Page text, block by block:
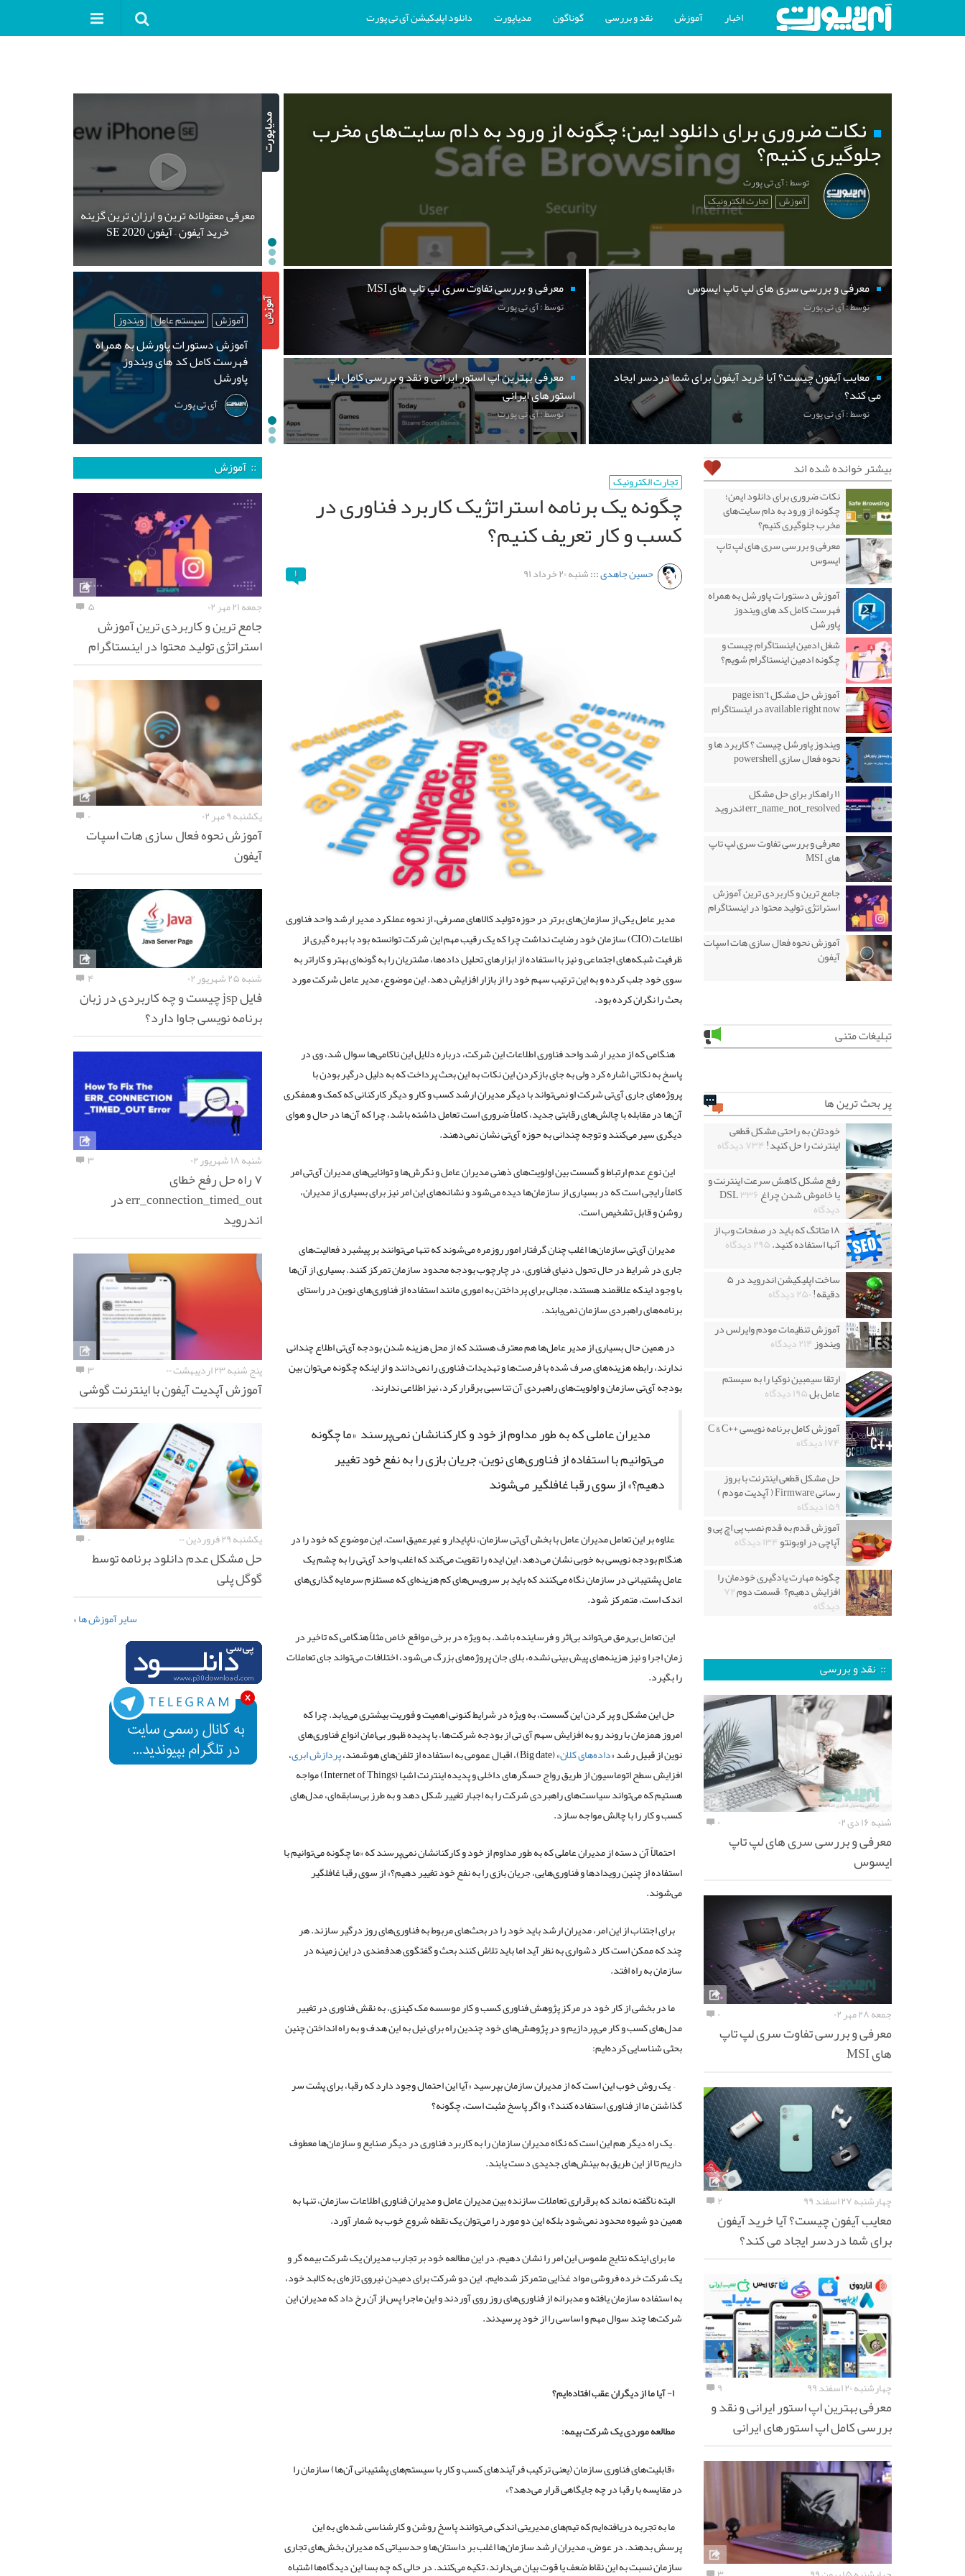
اخبار آموزش نقد و بررسی گوناگون مدیاپورت دانلود اپلیکیشن آی تی پورت
نکات ضروری برای دانلود ایمن؛ چگونه از ورود به دام سایت‌های مخرب
جلوگیری کنیم؟
توسط : آی تی پورت
آموزش تجارت الکترونیک
معرفی و بررسی سری های لپ تاپ ایسوس
توسط : آی تی پورت
معرفی و بررسی تفاوت سری لپ تاپ های MSI
توسط : آی تی پورت
معایب آیفون چیست؟ آیا خرید آیفون برای شما دردسر ایجاد
می کند؟
توسط : آی تی پورت
معرفی بهترین اپ استور ایرانی و نقد و بررسی کامل اپ
استورهای ایرانی
توسط : آی تی پورت
معرفی معقولانه ترین و ارزان ترین گزینه
خرید آیفون – آیفون SE 2020
آموزش سیستم عامل ویندوز
آموزش دستورات پاورشل به همراه
فهرست کامل کد های ویندوز
پاورشل
آی تی پورت
تجارت الکترونیک
چگونه یک برنامه استراتژیک کاربرد فناوری در
کسب و کار تعریف کنیم؟
حسین جاهدی:::شنبه ۲۰ خرداد ۹۱ ۱
مدیر عامل یکی از سازمان‌های بر‌تر در حوزه تولید کالاهای مصرفی، از نحوه عملکرد مدیر ارشد واحد فناوری
اطلاعات (CIO) سازمان خود رضایت نداشت چرا که یک رقیب مهم این شرکت توانسته بود با بهره گیری از
ظرفیت شبکه‌های اجتماعی و نیز با استفاده از ابزارهای تحلیل داده‌ها، مشتریان را به گونه‌ای بهتر و کارا‌تر به
سوی خود جلب کرده و به این ترتیب سهم خود را از بازار افزایش دهد. این موضوع، مدیر عامل شرکت مورد
بحث را نگران کرده بود.
هنگامی که از مدیر ارشد واحد فناوری اطلاعات این شرکت، درباره دلایل این ناکامی‌ها سوال شد، وی در
پاسخ به نکاتی اشاره کرد ولی به جای بازکردن این نکات به این بحث پرداخت که به دلیل درگیر بودن با
پروژه‌های جاری آی‌تی شرکت او نمی‌تواند با دیگر مدیران ارشد کسب و کار و دیگر کارکنانی که کمک و همفکری
آن‌ها در مقابله با چالش‌های رقابتی جدید، کاملاً ضروری است تعامل داشته باشد، چرا که آن‌ها در حال و هوای
دیگری سیر می‌کنند و توجه چندانی به حوزه آی‌تی نشان نمی‌دهند.
این نوع عدم ارتباط و گسست بین اولویت‌های ذهنی مدیران عامل و نگرش‌ها و توانایی‌های مدیران آی‌تی امر
کاملاً رایجی است که در بسیاری از سازمان‌ها دیده می‌شود و نشانه‌های این امر نیز برای بسیاری از مدیران،
روشن و قابل تشخیص است.
مدیران آی‌تی سازمان‌ها اغلب چنان گرفتار امور روزمره می‌شوند که تنها می‌توانند بر پیشبرد فعالیت‌های
جاری در شرایط در حال تحول دنیای فناوری، در چارچوب بودجه محدود سازمان تمرکز کنند. بسیاری از آن‌ها
با وجود اینکه علاقمند هستند، مجالی برای پرداختن به اموری مانند استفاده از فناوری‌های نوین در راستای
برنامه‌های راهبردی سازمان نمی‌یابند.
در همین حال بسیاری از مدیر عامل‌ها هم معترف هستند که از محل هزینه شدن بودجه آی‌تی اطلاع چندانی
ندارند، رابطه هزینه‌های صرف شده با فرصت‌ها و تهدیدات فناوری را نمی‌دانند و از اینکه چگونه می‌توان بین
بودجه آی‌تی سازمان و اولویت‌های راهبردی آن تناسبی برقرار کرد، نیز اطلاعی ندارند.
مدیران عاملی که به طور مداوم از خود و کارکنانشان نمی‌پرسند «ما چگونه
می‌توانیم با استفاده از فناوری‌های نوین، جریان بازی را به نفع خود تغییر
دهیم؟» از سوی رقبا غافلگیر می‌شوند
علاوه بر این تعامل مدیران عامل با بخش آی‌تی سازمان، ناپایدار و غیرعمیق است. این موضوع که خود را در
هنگام بودجه نویسی به خوبی نشان می‌دهد، این ایده را تقویت می‌کند که اغلب واحد آی‌تی را به چشم یک
عامل پشتیبانی در سازمان نگاه می‌کنند که باید بر سرویس‌های کم هزینه‌ای که مستلزم سرمایه گذاری‌های
اندک است، متمرکز شود.
این تعامل بی‌رمق می‌تواند بی‌اثر و فرساینده باشد. به ویژه در برخی مواقع خاص مثلاً هنگامی که تاخیر در
زمان اجرا و نیز هزینه‌های پیش بینی نشده، بلای جان پروژه‌های بزرگ می‌شود، اختلافات می‌تواند جای تعاملات
را بگیرد.
حل این مشکل و پر کردن این گسست، به ویژه در شرایط کنونی اهمیت و فوریت بیشتری می‌یابد. چرا که
امروز همزمان با روند رو به افزایش سهم آی تی از بودجه شرکت‌ها، با پدیده ظهور بی‌امان انواع فناوری‌های
نوین از قبیل رشد «داده‌های کلان» (Big date)، اقبال عمومی به استفاده از تلفن‌های هوشمند، پردازش ابری،
افزایش سطح اتوماسیون از طریق رواج حسگرهای داخلی و پدیده اینترنت اشیا (Internet of Things) مواجه
هستیم که می‌تواند سیاست‌های راهبردی شرکت را به اجبار تغییر شکل دهد و به طرز بی‌سابقه‌ای، مدل‌های
کسب و کار را با چالش مواجه سازد.
احتمالاً آن دسته از مدیران عاملی که به طور مداوم از خود و کارکنانشان نمی‌پرسند که «ما چگونه می‌توانیم با
استفاده از چنین رویداد‌ها و فناوری‌هایی، جریان بازی را به نفع خود تغییر دهیم؟» از سوی رقبا غافلگیر
می‌شوند.
برای اجتناب از این امر، مدیران ارشد باید خود را در بحث‌های مربوط به فناوری‌های روز درگیر سازند. هر
چند که ممکن است کار دشواری به نظر آید اما باید تلاش کنند بحث و گفتگوی هدفمندی در این زمینه در
سازمان به راه افتد.
ما در بخشی از کار خود در مرکز پژوهش فناوری کسب و کار موسسه مک کینزی، به نقش فناوری در تغییر
مدل‌های کسب و کار می‌پردازیم و در پژوهش‌های خود چندین راه برای نیل به این هدف و به راه انداختن چنین
بحثی شناسایی کرده‌ایم:
– یک روش خوب این است که از مدیران سازمان بپرسید «آیا این احتمال وجود دارد که رقبا، برای پشت سر
گذاشتن ما از فناوری استفاده کنند؟» و اگر پاسخ مثبت است، چگونه؟
– یک راه دیگر هم این است که نگاه مدیران سازمان را به کاربرد فناوری در دیگر صنایع و سازمان‌ها معطوف
داریم تا از این طریق به بینش‌های جدیدی دست یابند.
البته ناگفته نماند که برقراری تعاملات سازنده بین مدیران عامل و مدیران فناوری اطلاعات سازمان، تنها به
همین دو شیوه محدود نمی‌شود بلکه این دو مورد را می‌توان یک نقطه شروع خوب به شمار آورد.
ما برای اینکه نتایج ملموس این امر را نشان دهیم، در این مطالعه خود بر تجارب مدیران یک شرکت بیمه گر و
یک شرکت خرده فروشی مواد غذایی متمرکز شده‌ایم. این دو شرکت برای دمیدن نیروی تازه‌ای به کالبد خود،
به استفاده سازمان یافته و مدبرانه از فناوری‌های روز روی آوردند و این ماجرا پس از آن رخ داد که مدیران این
شرکت‌ها چند سوال مهم و اساسی را از خود پرسیدند.
۱- آیا ما از دیگران عقب افتاده‌ایم؟
مطالعه موردی یک شرکت بیمه:
«قابلیت‌های فناوری سازمان (یعنی ترکیب فرآیندهای کسب و کار با سیستم‌های پشتیبانی آن‌ها) سازمان را
در مقایسه با رقبا در چه جایگاهی قرار می‌دهد؟»
ما به تجربه دریافته‌ایم که تیم‌های مدیریتی اندکی می‌توانند پاسخ روشن و کار‌شناسی شده‌ای به این
پرسش بدهند. در عوض، مدیران ارشد سازمان‌ها اغلب بر داستان‌ها و حدسیاتی که مدیران بخش‌های تجاری
سازمان نسبت به این نقاط ضعف یا قوت بیان می‌دارند، تکیه می‌کنند. در حالی که چه بسا این دیدگاه‌ها اشتباه
بیشتر خوانده شده اند
نکات ضروری برای دانلود ایمن؛
چگونه از ورود به دام سایت‌های
مخرب جلوگیری کنیم؟
معرفی و بررسی سری های لپ تاپ
ایسوس
آموزش دستورات پاورشل به همراه
فهرست کامل کد های ویندوز
پاورشل
شغل ادمین اینستاگرام چیست و
چگونه ادمین اینستاگرام شویم؟
آموزش حل مشکل page isn’t
available right now در اینستاگرام
ویندوز پاورشل چیست ؟ کاربرد ها و
نحوه فعال سازی powershell
۱۱ راهکار برای حل مشکل
err_name_not_resolved اندروید
معرفی و بررسی تفاوت سری لپ تاپ
های MSI
جامع ترین و کاربردی ترین آموزش
استراتژی تولید محتوا در اینستاگرام
آموزش نحوه فعال سازی هات اسپات
آیفون
تبلیغات متنی
پر بحث ترین ها
خودتان به راحتی مشکل قطعی
اینترنت را حل کنید!۷۳۴ دیدگاه
رفع مشکل کاهش سرعت اینترنت و
یا خاموش شدن چراغ DSL۳۳۶
دیدگاه
۱۸ متاتگ که باید در صفحات وب از
آنها استفاده کنید.۲۹۵ دیدگاه
ساخت اپلیکیشن اندروید در ۵
دقیقه!۲۵۰ دیدگاه
آموزش تنظیمات مودم وایرلس در
ویندوز۲۱۴ دیدگاه
ارتقا سیمبین نوکیا را به سیستم
عامل بل۱۹۵ دیدگاه
آموزش کامل برنامه نویسی ++C & C
۱۷۴ دیدگاه
حل مشکل قطعی اینترنت با بروز
رسانی Firmware ( آپدیت مودم )
۱۵۹ دیدگاه
آموزش قدم به قدم نصب پی اچ پی و
آپاچی در اوبونتو۱۳۴ دیدگاه
چگونه مهارت یادگیری خودمان را
افزایش دهیم؟ – قسمت دوم۷۲
دیدگاه
:: نقد و بررسی
شنبه ۱۶ دی ۰۲ ۰
معرفی و بررسی سری های لپ تاپ
ایسوس
جمعه ۲۸ مهر ۰۲ ۰
معرفی و بررسی تفاوت سری لپ تاپ
های MSI
چهارشنبه ۲۷ اسفند ۹۹ ۲
معایب آیفون چیست؟ آیا خرید آیفون
برای شما دردسر ایجاد می کند؟
چهارشنبه ۲۰ اسفند ۹۹ ۹
معرفی بهترین اپ استور ایرانی و نقد و
بررسی کامل اپ استورهای ایرانی
:: آموزش
جمعه ۲۱ مهر ۰۲ ۵
جامع ترین و کاربردی ترین آموزش
استراتژی تولید محتوا در اینستاگرام
یکشنبه ۹ مهر ۰۲ ۰
آموزش نحوه فعال سازی هات اسپات
آیفون
شنبه ۲۵ شهریور ۰۲ ۴
فایل jsp چیست و چه کاربردی در زبان
برنامه نویسی جاوا دارد؟
شنبه ۱۸ شهریور ۰۲ ۳
۷ راه حل رفع خطای
err_connection_timed_out در
اندروید
پنج شنبه ۲۳ اردیبهشت ۰۰ ۳
آموزش آپدیت آیفون با اینترنت گوشی
یکشنبه ۲۹ فروردین ۰۰ ۰
حل مشکل عدم دانلود برنامه توسط
گوگل پلی
سایر آموزش ها »